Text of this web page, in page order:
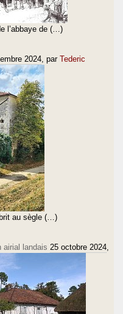
l’abbaye de (…)
2024, par Tederic
au sègle (…)
airial landais 25 octobre 2024,